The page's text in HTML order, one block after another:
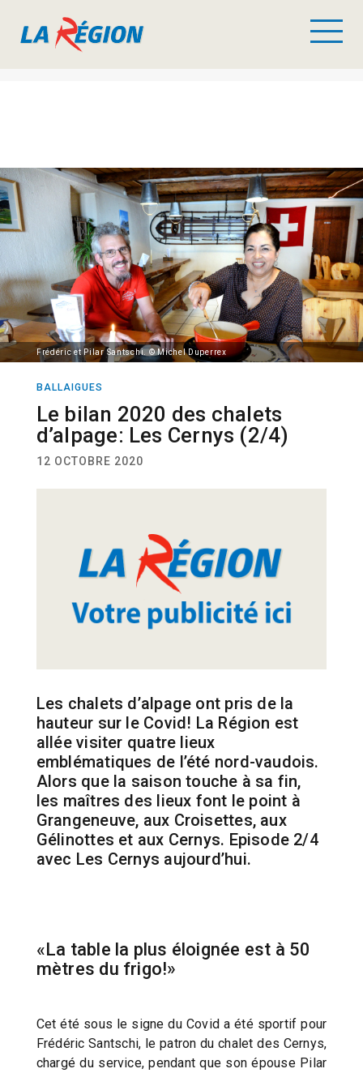
Frédéric et Pilar Santschi. © Michel Duperrex
BALLAIGUES
Le bilan 2020 des chalets
d’alpage: Les Cernys (2/4)
12 OCTOBRE 2020
Les chalets d’alpage ont pris de la
hauteur sur le Covid! La Région est
allée visiter quatre lieux
emblématiques de l’été nord-vaudois.
Alors que la saison touche à sa fin,
les maîtres des lieux font le point à
Grangeneuve, aux Croisettes, aux
Gélinottes et aux Cernys. Episode 2/4
avec Les Cernys aujourd’hui.
«La table la plus éloignée est à 50
mètres du frigo!»
Cet été sous le signe du Covid a été sportif pour
Frédéric Santschi, le patron du chalet des Cernys,
chargé du service, pendant que son épouse Pilar